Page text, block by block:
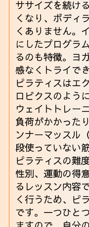
ササイズを続け
くなり、ボディ
くありません。
にしたプログラ
るのも特徴。ヨ
感なくトライでき
ピラティスはエ
ロビクスのよう
ウェイトトレー
負荷がかかった
ンナーマッスル
段使っていない
ピラティスの難
性別、運動の得
るレッスン内容
く行うため、ピ
です。一つひと